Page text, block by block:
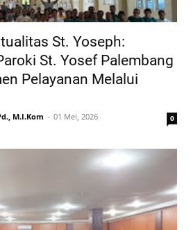
St. Yoseph:
St. Yosef Palembang
Pelayanan Melalui
M.I.Kom 01 Mei, 2026 0